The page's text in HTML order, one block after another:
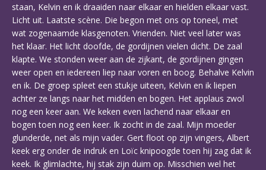
staan, Kelvin en ik draaiden naar elkaar en hielden elkaar vast.
Licht uit. Laatste scène. Die begon met ons op toneel, met
wat zogenaamde klasgenoten. Vrienden. Niet veel later was
het klaar. Het licht doofde, de gordijnen vielen dicht. De zaal
klapte. We stonden weer aan de zijkant, de gordijnen gingen
weer open en iedereen liep naar voren en boog. Behalve Kelvin
en ik. De groep spleet een stukje uiteen, Kelvin en ik liepen
achter ze langs naar het midden en bogen. Het applaus zwol
nog een keer aan. We keken even lachend naar elkaar en
bogen toen nog een keer. Ik zocht in de zaal. Mijn moeder
glunderde, net als mijn vader. Gert floot op zijn vingers, Albert
keek erg onder de indruk en Loïc knipoogde toen hij zag dat ik
keek. Ik glimlachte, hij stak zijn duim op. Misschien wel het